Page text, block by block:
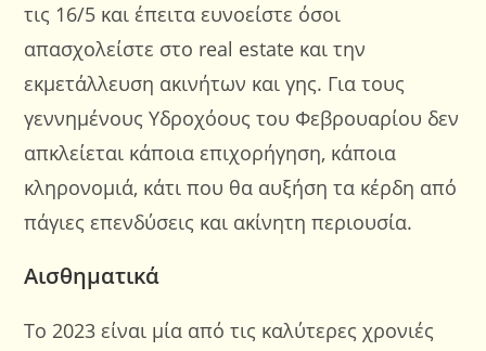
τις 16/5 και έπειτα ευνοείστε όσοι
απασχολείστε στο real estate και την
εκμετάλλευση ακινήτων και γης. Για τους
γεννημένους Υδροχόους του Φεβρουαρίου δεν
απκλείεται κάποια επιχορήγηση, κάποια
κληρονομιά, κάτι που θα αυξήση τα κέρδη από
πάγιες επενδύσεις και ακίνητη περιουσία.
Αισθηματικά
Το 2023 είναι μία από τις καλύτερες χρονιές